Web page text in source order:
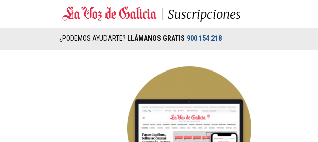
Suscripciones
¿PODEMOS AYUDARTE? LLÁMANOS GRATIS 900 154 218